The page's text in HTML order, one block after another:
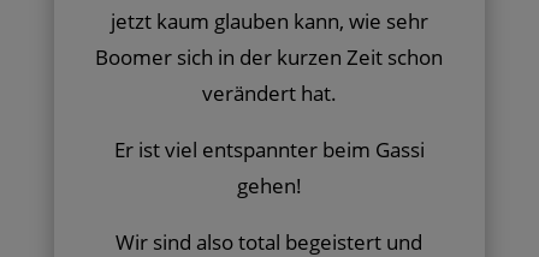
jetzt kaum glauben kann, wie sehr
Boomer sich in der kurzen Zeit schon
verändert hat.
Er ist viel entspannter beim Gassi
gehen!
Wir sind also total begeistert und